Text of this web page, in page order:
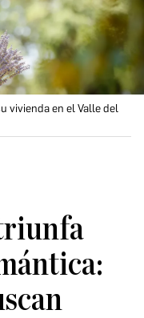
vivienda en el Valle del